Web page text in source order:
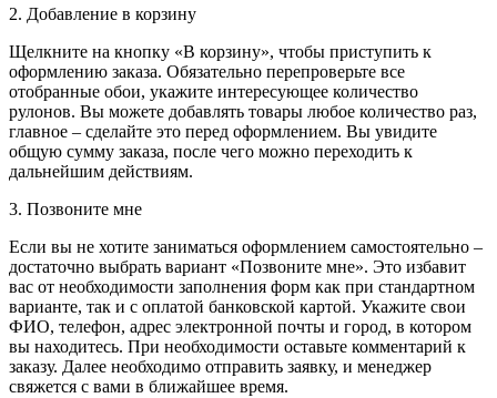
2. Добавление в корзину
Щелкните на кнопку «В корзину», чтобы приступить к
оформлению заказа. Обязательно перепроверьте все
отобранные обои, укажите интересующее количество
рулонов. Вы можете добавлять товары любое количество раз,
главное – сделайте это перед оформлением. Вы увидите
общую сумму заказа, после чего можно переходить к
дальнейшим действиям.
3. Позвоните мне
Если вы не хотите заниматься оформлением самостоятельно –
достаточно выбрать вариант «Позвоните мне». Это избавит
вас от необходимости заполнения форм как при стандартном
варианте, так и с оплатой банковской картой. Укажите свои
ФИО, телефон, адрес электронной почты и город, в котором
вы находитесь. При необходимости оставьте комментарий к
заказу. Далее необходимо отправить заявку, и менеджер
свяжется с вами в ближайшее время.